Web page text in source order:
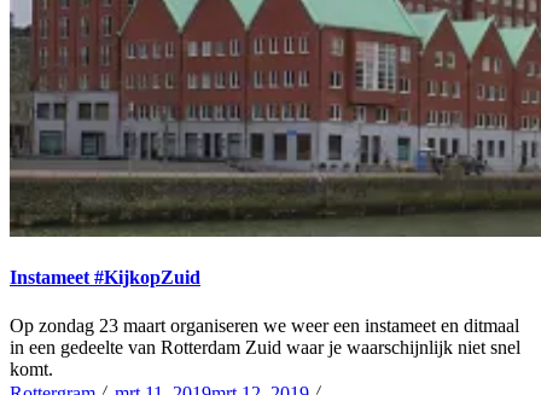
Instameet #KijkopZuid
Op zondag 23 maart organiseren we weer een instameet en ditmaal
in een gedeelte van Rotterdam Zuid waar je waarschijnlijk niet snel
komt.